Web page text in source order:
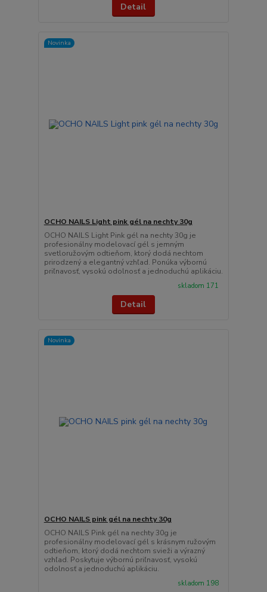
Detail
Novinka
OCHO NAILS Light pink gél na nechty 30g
OCHO NAILS Light Pink gél na nechty 30g je
profesionálny modelovací gél s jemným
svetloružovým odtieňom, ktorý dodá nechtom
prirodzený a elegantný vzhľad. Ponúka výbornú
priľnavosť, vysokú odolnosť a jednoduchú aplikáciu.
skladom 171
Detail
Novinka
OCHO NAILS pink gél na nechty 30g
OCHO NAILS Pink gél na nechty 30g je
profesionálny modelovací gél s krásnym ružovým
odtieňom, ktorý dodá nechtom svieži a výrazný
vzhľad. Poskytuje výbornú priľnavosť, vysokú
odolnosť a jednoduchú aplikáciu.
skladom 198